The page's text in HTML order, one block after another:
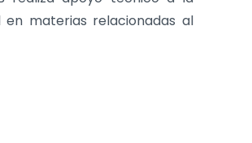
en materias relacionadas al